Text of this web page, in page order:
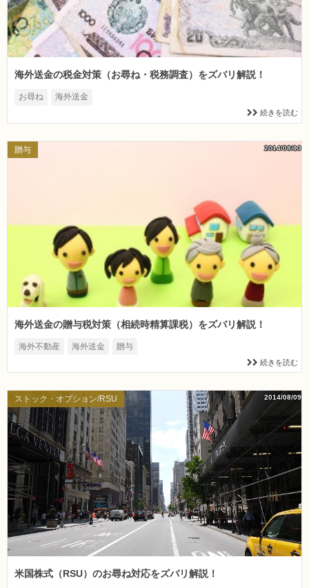
海外送金の税金対策（お尋ね・税務調査）をズバリ解説！
お尋ね 海外送金
続きを読む
贈与 2014/08/13
海外送金の贈与税対策（相続時精算課税）をズバリ解説！
海外不動産 海外送金 贈与
続きを読む
ストック・オプション/RSU 2014/08/09
米国株式（RSU）のお尋ね対応をズバリ解説！